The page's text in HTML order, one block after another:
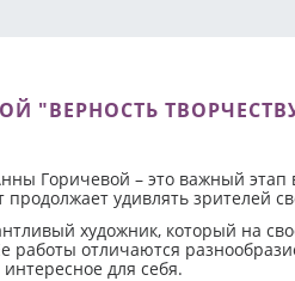
"ВЕРНОСТЬ
Горичевой – это важный этап
продолжает удивлять зрителей
художник, который на
работы отличаются
для себя.